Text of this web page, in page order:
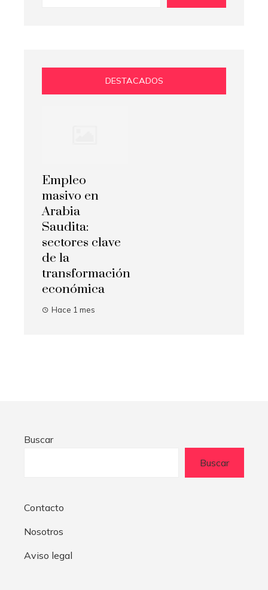
DESTACADOS
Empleo
masivo en
Arabia
Saudita:
sectores clave
de la
transformación
económica
Hace 1 mes
Buscar
Buscar
Contacto
Nosotros
Aviso legal